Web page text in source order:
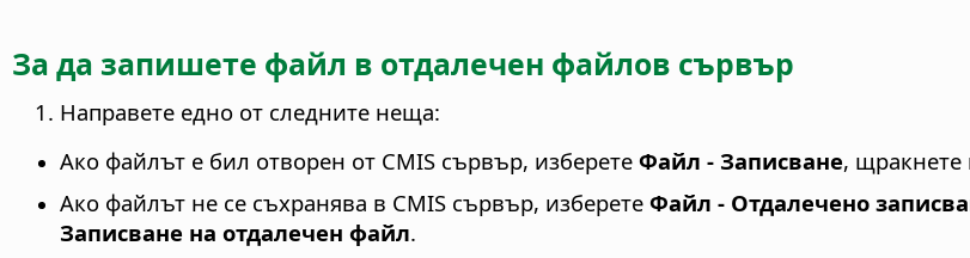
За да запишете файл в отдалечен файлов сървър
Направете едно от следните неща:
Ако файлът е бил отворен от CMIS сървър, изберете Файл - Записване, щракнете
Ако файлът не се съхранява в CMIS сървър, изберете Файл - Отдалечено
Записване на отдалечен файл.